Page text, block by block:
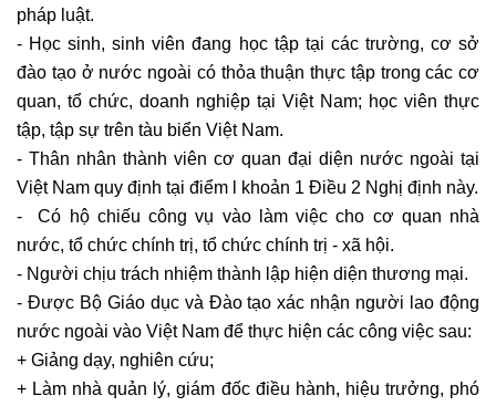
pháp luật.
- Học sinh, sinh viên đang học tập tại các trường, cơ sở
đào tạo ở nước ngoài có thỏa thuận thực tập trong các cơ
quan, tổ chức, doanh nghiệp tại Việt Nam; học viên thực
tập, tập sự trên tàu biển Việt Nam.
- Thân nhân thành viên cơ quan đại diện nước ngoài tại
Việt Nam quy định tại điểm l khoản 1 Điều 2 Nghị định này.
- Có hộ chiếu công vụ vào làm việc cho cơ quan nhà
nước, tổ chức chính trị, tổ chức chính trị - xã hội.
- Người chịu trách nhiệm thành lập hiện diện thương mại.
- Được Bộ Giáo dục và Đào tạo xác nhận người lao động
nước ngoài vào Việt Nam để thực hiện các công việc sau:
+ Giảng dạy, nghiên cứu;
+ Làm nhà quản lý, giám đốc điều hành, hiệu trưởng, phó